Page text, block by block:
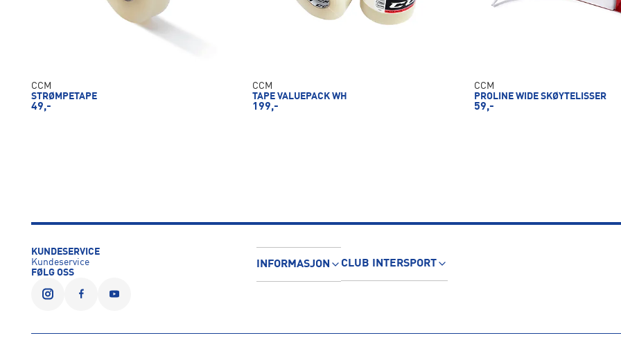
CCM
STRØMPETAPE
49,-
CCM
TAPE VALUEPACK WH
199,-
CCM
PROLINE WIDE SKØYTELISSER
59,-
KUNDESERVICE
Kundeservice
FØLG OSS
INFORMASJON CLUB INTERSPORT